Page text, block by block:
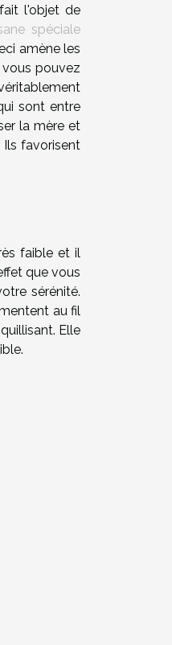
l'objet de
spéciale
amène les
pouvez
sont entre
la mère et
favorisent
faible et il
que vous
sérénité.
au fil
Elle